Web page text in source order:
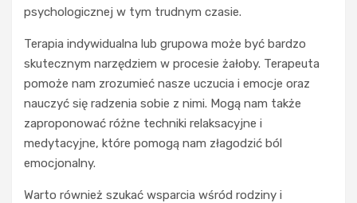
psychologicznej w tym trudnym czasie.
Terapia indywidualna lub grupowa może być bardzo
skutecznym narzędziem w procesie żałoby. Terapeuta
pomoże nam zrozumieć nasze uczucia i emocje oraz
nauczyć się radzenia sobie z nimi. Mogą nam także
zaproponować różne techniki relaksacyjne i
medytacyjne, które pomogą nam złagodzić ból
emocjonalny.
Warto również szukać wsparcia wśród rodziny i